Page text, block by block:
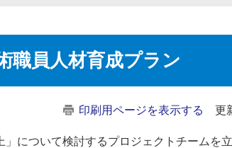
職員人材育成プラン
印刷用ページを表示する 更
」について検討するプロジェクトチームを